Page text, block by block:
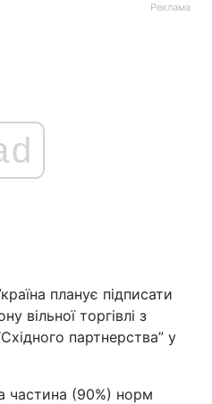
Реклама
планує підписати
вільної торгівлі з
партнерства” у
частина (90%) норм